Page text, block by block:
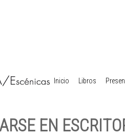
Inicio Libros
EN